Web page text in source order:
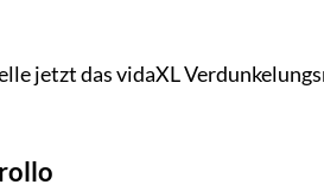
jetzt das vidaXL